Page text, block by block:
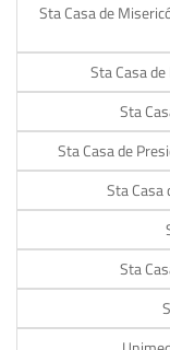
Sta Casa de
Sta Casa
Sta
Sta Casa de
Sta Casa
Sta